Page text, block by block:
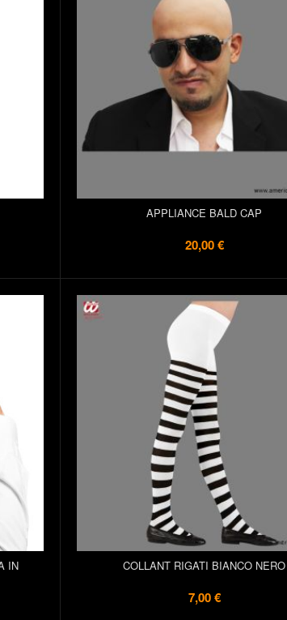
APPLIANCE BALD CAP
20,00 €
IN
COLLANT RIGATI BIANCO NERO
7,00 €